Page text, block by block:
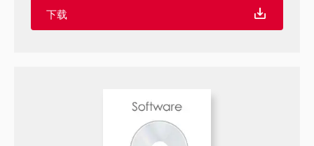
下载